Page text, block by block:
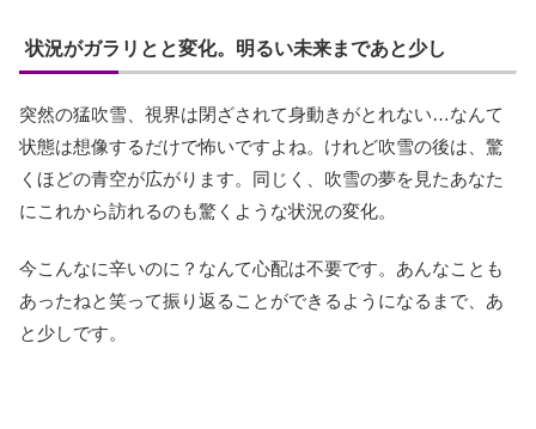
状況がガラリとと変化。明るい未来まであと少し
突然の猛吹雪、視界は閉ざされて身動きがとれない…なんて
状態は想像するだけで怖いですよね。けれど吹雪の後は、驚
くほどの青空が広がります。同じく、吹雪の夢を見たあなた
にこれから訪れるのも驚くような状況の変化。
今こんなに辛いのに？なんて心配は不要です。あんなことも
あったねと笑って振り返ることができるようになるまで、あ
と少しです。